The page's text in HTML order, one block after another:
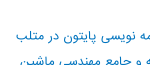
نویسی پایتون در متلب